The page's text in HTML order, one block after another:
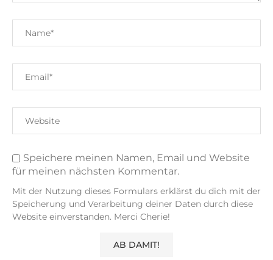
Speichere meinen Namen, Email und Website
für meinen nächsten Kommentar.
Mit der Nutzung dieses Formulars erklärst du dich mit der
Speicherung und Verarbeitung deiner Daten durch diese
Website einverstanden. Merci Cherie!